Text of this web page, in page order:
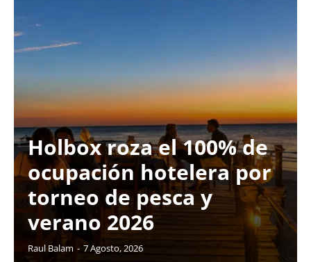
Holbox roza el 100% de
ocupación hotelera por
torneo de pesca y
verano 2026
Raul Balam - 7 Agosto, 2026